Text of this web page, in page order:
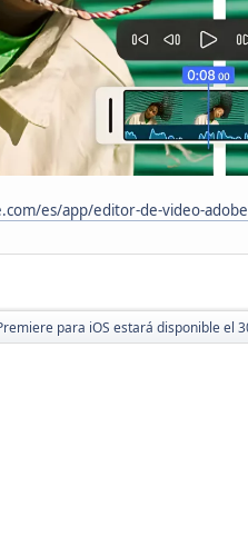
es/app/editor-de-video-
para iOS estará disponible el